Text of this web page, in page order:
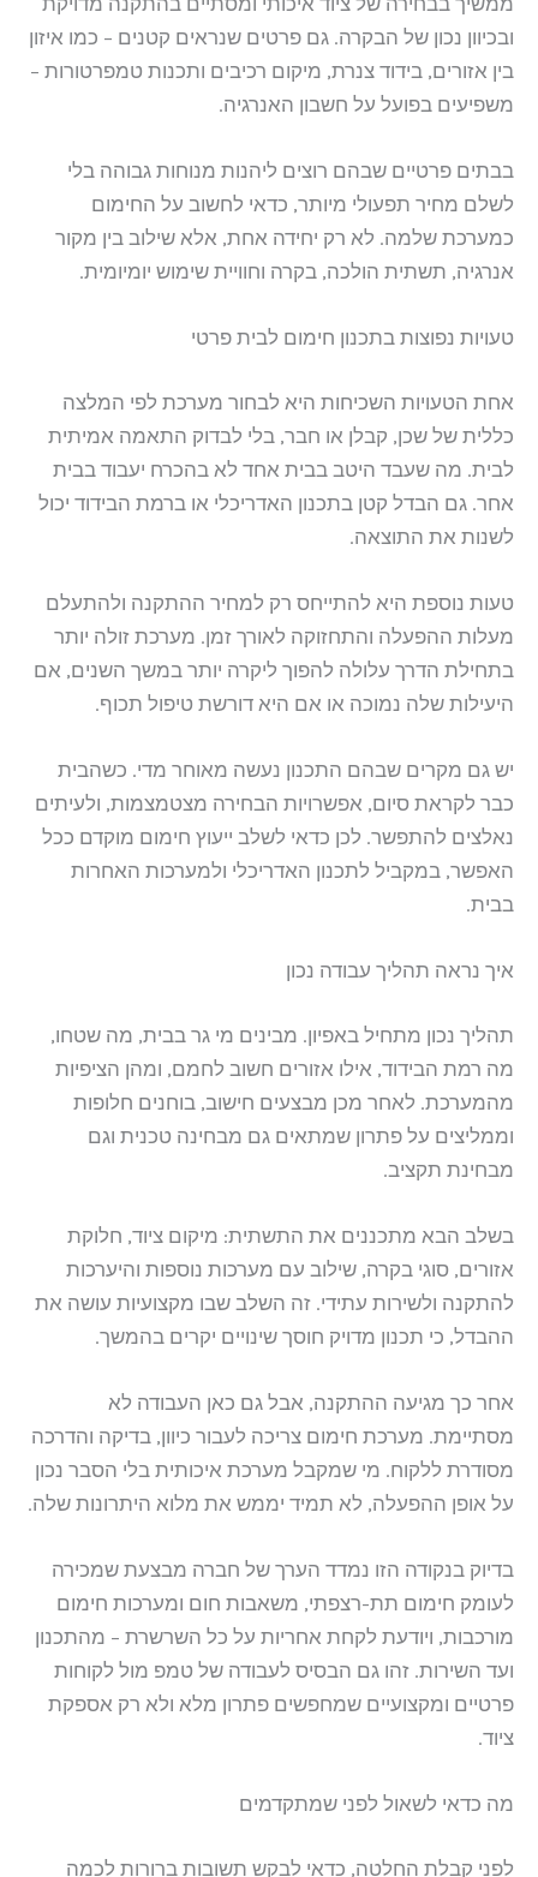
ובכיוון נכון של הבקרה. גם פרטים שנראים קטנים – כמו איזון
בין אזורים, בידוד צנרת, מיקום רכיבים ותכנות טמפרטורות –
משפיעים בפועל על חשבון האנרגיה.
בבתים פרטיים שבהם רוצים ליהנות מנוחות גבוהה בלי
לשלם מחיר תפעולי מיותר, כדאי לחשוב על החימום
כמערכת שלמה. לא רק יחידה אחת, אלא שילוב בין מקור
אנרגיה, תשתית הולכה, בקרה וחוויית שימוש יומיומית.
טעויות נפוצות בתכנון חימום לבית פרטי
אחת הטעויות השכיחות היא לבחור מערכת לפי המלצה
כללית של שכן, קבלן או חבר, בלי לבדוק התאמה אמיתית
לבית. מה שעבד היטב בבית אחד לא בהכרח יעבוד בבית
אחר. גם הבדל קטן בתכנון האדריכלי או ברמת הבידוד יכול
לשנות את התוצאה.
טעות נוספת היא להתייחס רק למחיר ההתקנה ולהתעלם
מעלות ההפעלה והתחזוקה לאורך זמן. מערכת זולה יותר
בתחילת הדרך עלולה להפוך ליקרה יותר במשך השנים, אם
היעילות שלה נמוכה או אם היא דורשת טיפול תכוף.
יש גם מקרים שבהם התכנון נעשה מאוחר מדי. כשהבית
כבר לקראת סיום, אפשרויות הבחירה מצטמצמות, ולעיתים
נאלצים להתפשר. לכן כדאי לשלב ייעוץ חימום מוקדם ככל
האפשר, במקביל לתכנון האדריכלי ולמערכות האחרות
בבית.
איך נראה תהליך עבודה נכון
תהליך נכון מתחיל באפיון. מבינים מי גר בבית, מה שטחו,
מה רמת הבידוד, אילו אזורים חשוב לחמם, ומהן הציפיות
מהמערכת. לאחר מכן מבצעים חישוב, בוחנים חלופות
וממליצים על פתרון שמתאים גם מבחינה טכנית וגם
מבחינת תקציב.
בשלב הבא מתכננים את התשתית: מיקום ציוד, חלוקת
אזורים, סוגי בקרה, שילוב עם מערכות נוספות והיערכות
להתקנה ולשירות עתידי. זה השלב שבו מקצועיות עושה את
ההבדל, כי תכנון מדויק חוסך שינויים יקרים בהמשך.
אחר כך מגיעה ההתקנה, אבל גם כאן העבודה לא
מסתיימת. מערכת חימום צריכה לעבור כיוון, בדיקה והדרכה
מסודרת ללקוח. מי שמקבל מערכת איכותית בלי הסבר נכון
על אופן ההפעלה, לא תמיד יממש את מלוא היתרונות שלה.
בדיוק בנקודה הזו נמדד הערך של חברה מבצעת שמכירה
לעומק חימום תת-רצפתי, משאבות חום ומערכות חימום
מורכבות, ויודעת לקחת אחריות על כל השרשרת – מהתכנון
ועד השירות. זהו גם הבסיס לעבודה של טמפ מול לקוחות
פרטיים ומקצועיים שמחפשים פתרון מלא ולא רק אספקת
ציוד.
מה כדאי לשאול לפני שמתקדמים
לפני קבלת החלטה, כדאי לבקש תשובות ברורות לכמה